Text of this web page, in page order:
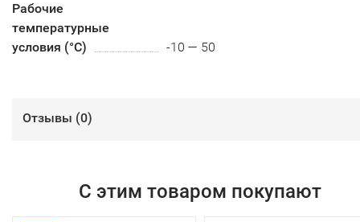
Рабочие
температурные
условия (°С)
-10 — 50
Отзывы (0)
С этим товаром покупают